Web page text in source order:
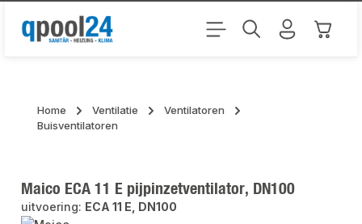
Ga naar de hoofdinhoud
Home Ventilatie
Ventilatoren
Buisventilatoren
Maico ECA 11 E pijpinzetventilator, DN100
uitvoering: ECA 11 E, DN100